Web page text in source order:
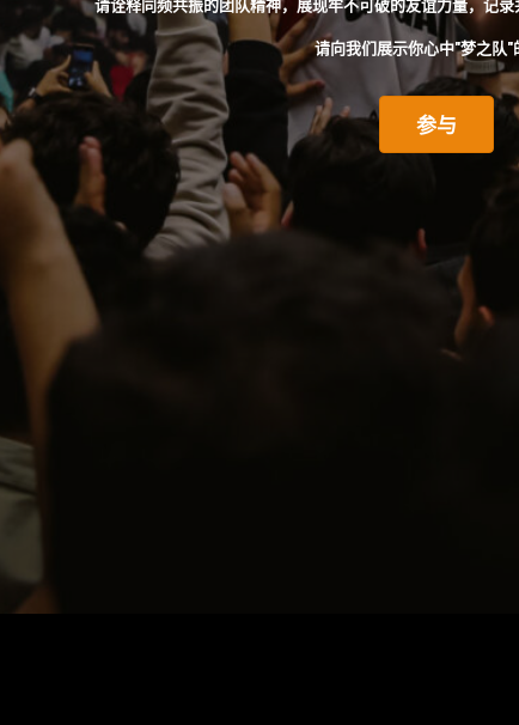
请诠释同频共振的团队精神，展现牢不可破的友谊力量，记录
请向我们展示你心中"梦之队"
参与